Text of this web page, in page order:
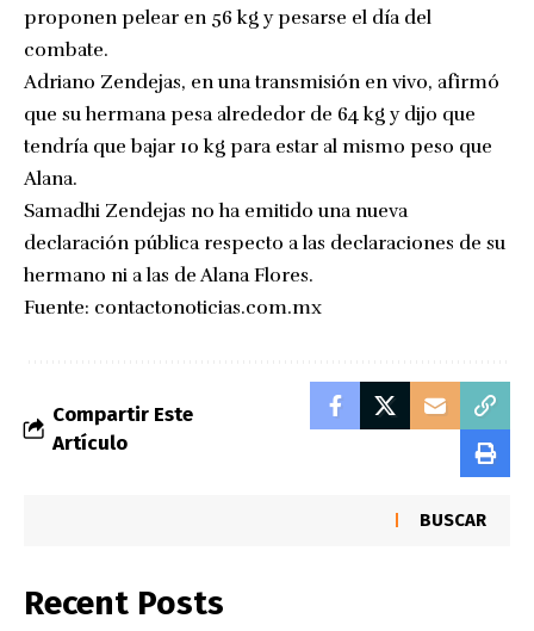
proponen pelear en 56 kg y pesarse el día del
combate.
Adriano Zendejas, en una transmisión en vivo, afirmó
que su hermana pesa alrededor de 64 kg y dijo que
tendría que bajar 10 kg para estar al mismo peso que
Alana.
Samadhi Zendejas no ha emitido una nueva
declaración pública respecto a las declaraciones de su
hermano ni a las de Alana Flores.
Fuente: contactonoticias.com.mx
Compartir Este
Artículo
BUSCAR
Recent Posts